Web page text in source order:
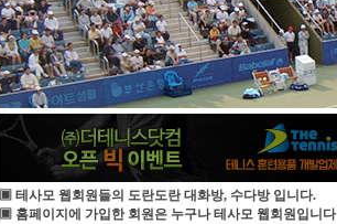
▣ 테사모 웹회원들의 도란도란 대화방, 수다방 입니다.
▣ 홈페이지에 가입한 회원은 누구나 테사모 웹회원입니다